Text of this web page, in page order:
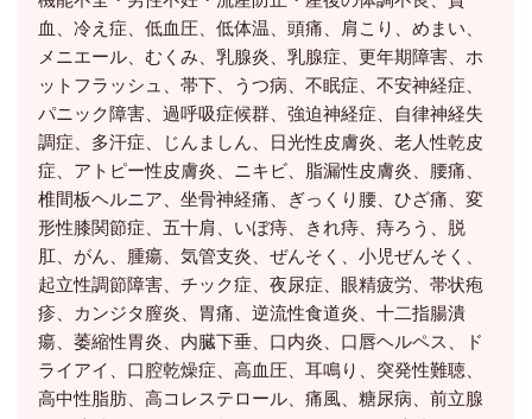
血、冷え症、低血圧、低体温、頭痛、肩こり、めまい、
メニエール、むくみ、乳腺炎、乳腺症、更年期障害、ホ
ットフラッシュ、帯下、うつ病、不眠症、不安神経症、
パニック障害、過呼吸症候群、強迫神経症、自律神経失
調症、多汗症、じんましん、日光性皮膚炎、老人性乾皮
症、アトピー性皮膚炎、ニキビ、脂漏性皮膚炎、腰痛、
椎間板ヘルニア、坐骨神経痛、ぎっくり腰、ひざ痛、変
形性膝関節症、五十肩、いぼ痔、きれ痔、痔ろう、脱
肛、がん、腫瘍、気管支炎、ぜんそく、小児ぜんそく、
起立性調節障害、チック症、夜尿症、眼精疲労、帯状疱
疹、カンジタ膣炎、胃痛、逆流性食道炎、十二指腸潰
瘍、萎縮性胃炎、内臓下垂、口内炎、口唇ヘルペス、ド
ライアイ、口腔乾燥症、高血圧、耳鳴り、突発性難聴、
高中性脂肪、高コレステロール、痛風、糖尿病、前立腺